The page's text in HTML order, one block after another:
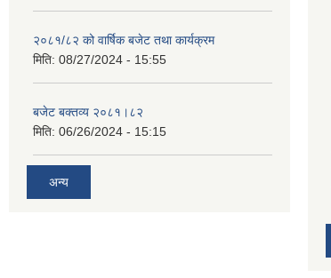
२०८१/८२ को वार्षिक बजेट तथा कार्यक्रम
मिति: 08/27/2024 - 15:55
बजेट बक्तव्य २०८१।८२
मिति: 06/26/2024 - 15:15
अन्य